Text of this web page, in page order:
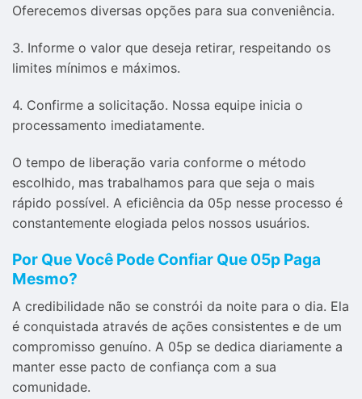
Oferecemos diversas opções para sua conveniência.
3. Informe o valor que deseja retirar, respeitando os
limites mínimos e máximos.
4. Confirme a solicitação. Nossa equipe inicia o
processamento imediatamente.
O tempo de liberação varia conforme o método
escolhido, mas trabalhamos para que seja o mais
rápido possível. A eficiência da 05p nesse processo é
constantemente elogiada pelos nossos usuários.
Por Que Você Pode Confiar Que 05p Paga
Mesmo?
A credibilidade não se constrói da noite para o dia. Ela
é conquistada através de ações consistentes e de um
compromisso genuíno. A 05p se dedica diariamente a
manter esse pacto de confiança com a sua
comunidade.